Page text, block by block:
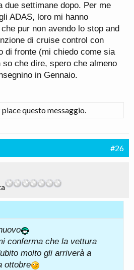
due settimane dopo. Per me
ADAS, loro mi hanno
pur non avendo lo stop and
di cruise control con
di fronte (mi chiedo come sia
che dire, spero che almeno
in Gennaio.
piace questo messaggio.
#26
conferma che la vettura
molto gli arriverà a
ottobre